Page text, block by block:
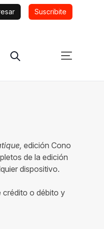
Suscribite
edición Cono
de la edición
dispositivo.
crédito o débito y